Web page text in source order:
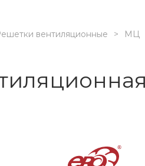
вентиляционные МЦ